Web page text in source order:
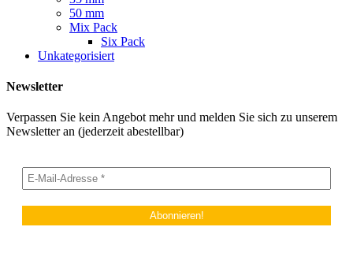
50 mm
Mix Pack
Six Pack
Unkategorisiert
Newsletter
Verpassen Sie kein Angebot mehr und melden Sie sich zu unserem
Newsletter an (jederzeit abestellbar)